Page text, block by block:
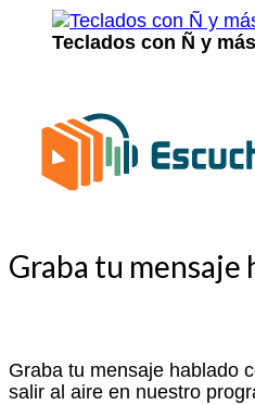
Teclados con Ñ y
Graba tu mensaje
Graba tu mensaje hablado
salir al aire en nuestro